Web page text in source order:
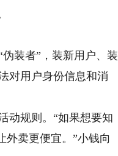
装者”，装新用户、装
对用户身份信息和消
动规则。“如果想要知
外卖更便宜。”小钱向